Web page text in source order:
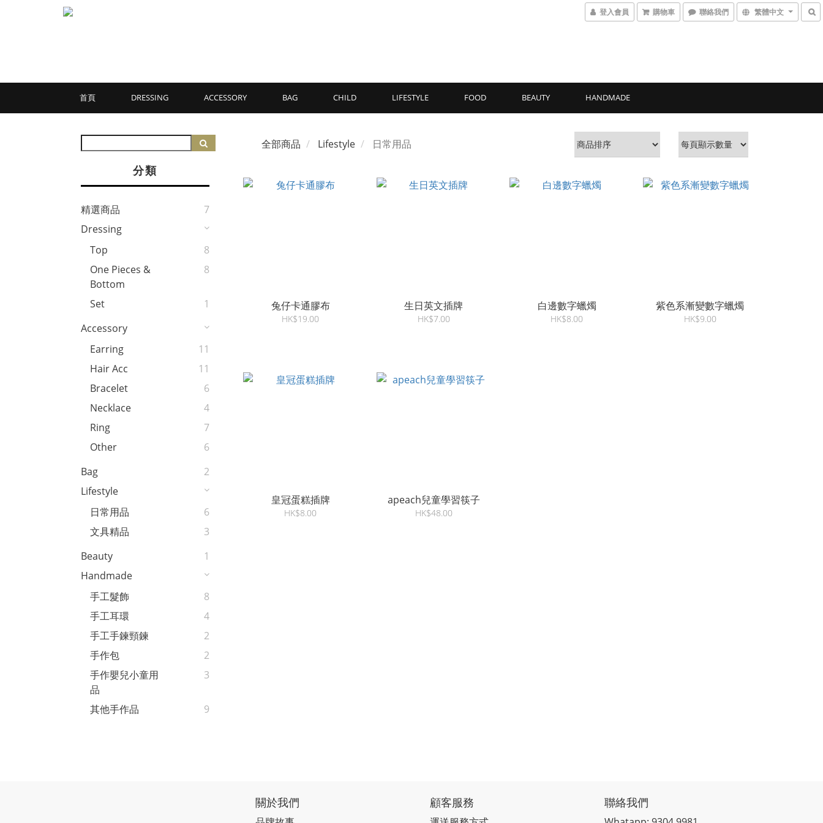
登入會員 購物車 聯絡我們 繁體中文
首頁 DRESSING ACCESSORY BAG CHILD LIFESTYLE FOOD BEAUTY HANDMADE
分類
精選商品
7
Dressing
Top
8
One Pieces &
Bottom
8
Set
1
Accessory
Earring
11
Hair Acc
11
Bracelet
6
Necklace
4
Ring
7
Other
6
Bag
2
Lifestyle
日常用品
6
文具精品
3
Beauty
1
Handmade
手工髮飾
8
手工耳環
4
手工手鍊頸鍊
2
手作包
2
手作嬰兒小童用
品
3
其他手作品 9
全部商品 Lifestyle 日常用品
兔仔卡通膠布
HK$19.00
生日英文插牌
HK$7.00
白邊數字蠟燭
HK$8.00
紫色系漸變數字蠟燭
HK$9.00
皇冠蛋糕插牌
HK$8.00
apeach兒童學習筷子
HK$48.00
關於我們 顧客服務 聯絡我們